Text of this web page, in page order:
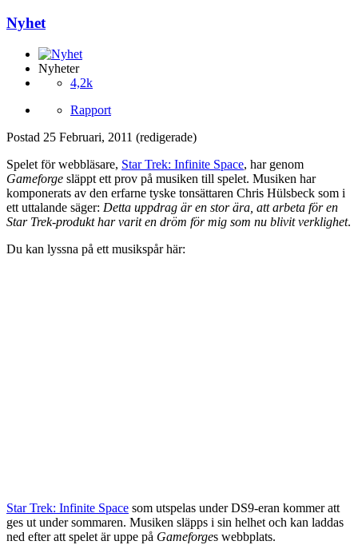
Nyhet
Nyheter
4,2k
Rapport
Postad 25 Februari, 2011 (redigerade)
Spelet för webbläsare, Star Trek: Infinite Space, har genom
Gameforge släppt ett prov på musiken till spelet. Musiken har
komponerats av den erfarne tyske tonsättaren Chris Hülsbeck som i
ett uttalande säger: Detta uppdrag är en stor ära, att arbeta för en
Star Trek-produkt har varit en dröm för mig som nu blivit verklighet.
Du kan lyssna på ett musikspår här:
Star Trek: Infinite Space som utspelas under DS9-eran kommer att
ges ut under sommaren. Musiken släpps i sin helhet och kan laddas
ned efter att spelet är uppe på Gameforges webbplats.